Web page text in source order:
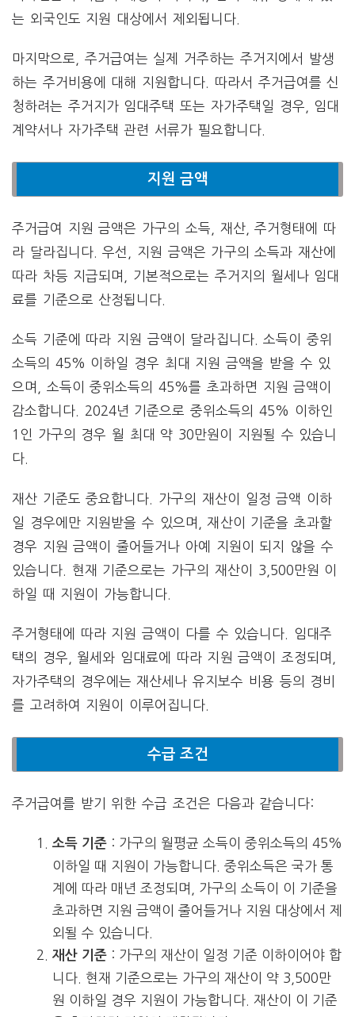
는 외국인도 지원 대상에서 제외됩니다.
마지막으로, 주거급여는 실제 거주하는 주거지에서 발생
하는 주거비용에 대해 지원합니다. 따라서 주거급여를 신
청하려는 주거지가 임대주택 또는 자가주택일 경우, 임대
계약서나 자가주택 관련 서류가 필요합니다.
지원 금액
주거급여 지원 금액은 가구의 소득, 재산, 주거형태에 따
라 달라집니다. 우선, 지원 금액은 가구의 소득과 재산에
따라 차등 지급되며, 기본적으로는 주거지의 월세나 임대
료를 기준으로 산정됩니다.
소득 기준에 따라 지원 금액이 달라집니다. 소득이 중위
소득의 45% 이하일 경우 최대 지원 금액을 받을 수 있
으며, 소득이 중위소득의 45%를 초과하면 지원 금액이
감소합니다. 2024년 기준으로 중위소득의 45% 이하인
1인 가구의 경우 월 최대 약 30만원이 지원될 수 있습니
다.
재산 기준도 중요합니다. 가구의 재산이 일정 금액 이하
일 경우에만 지원받을 수 있으며, 재산이 기준을 초과할
경우 지원 금액이 줄어들거나 아예 지원이 되지 않을 수
있습니다. 현재 기준으로는 가구의 재산이 3,500만원 이
하일 때 지원이 가능합니다.
주거형태에 따라 지원 금액이 다를 수 있습니다. 임대주
택의 경우, 월세와 임대료에 따라 지원 금액이 조정되며,
자가주택의 경우에는 재산세나 유지보수 비용 등의 경비
를 고려하여 지원이 이루어집니다.
수급 조건
주거급여를 받기 위한 수급 조건은 다음과 같습니다:
소득 기준 : 가구의 월평균 소득이 중위소득의 45%
이하일 때 지원이 가능합니다. 중위소득은 국가 통
계에 따라 매년 조정되며, 가구의 소득이 이 기준을
초과하면 지원 금액이 줄어들거나 지원 대상에서 제
외될 수 있습니다.
재산 기준 : 가구의 재산이 일정 기준 이하이어야 합
니다. 현재 기준으로는 가구의 재산이 약 3,500만
원 이하일 경우 지원이 가능합니다. 재산이 이 기준